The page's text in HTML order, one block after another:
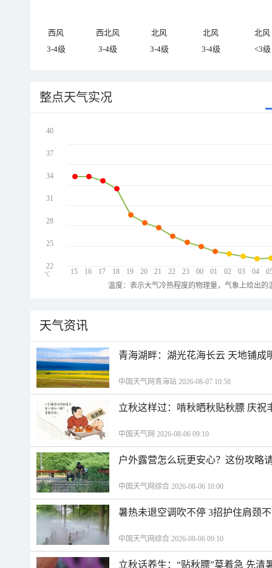
西风 西北风 北风 北风
北风
3-4级
3-4级 3-4级 3-4级 <3级
整点天气实况
15 16 17 18 19 20 21 22 23 00 01 02 03 04
40
37
34
31
28
25
22
℃
温度：表示大气冷热程度的物理量，气象上给出
天气资讯
青海湖畔：湖光花海长云 天地铺成
中国天气网青海站 2026-08-07 10:58
立秋这样过：啃秋晒秋贴秋膘 庆祝
中国天气网 2026-08-06 09:10
户外露营怎么玩更安心？这份攻略
中国天气网综合 2026-08-06 10:00
暑热未退空调吹不停 3招护住肩颈
中国天气网综合 2026-08-06 09:10
立秋话养生：“贴秋膘”莫着急 先清